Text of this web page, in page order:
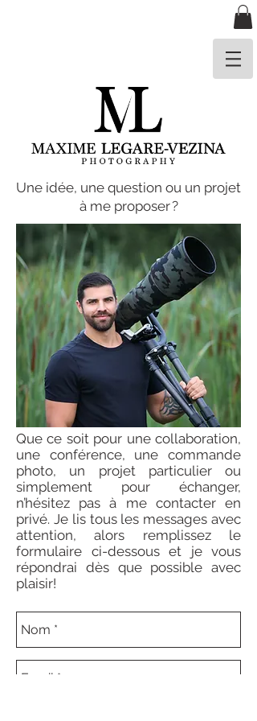
​Une idée, une question ou un projet
à me proposer ?
Que ce soit pour une collaboration,
une conférence, une commande
photo, un projet particulier ou
simplement pour échanger,
n’hésitez pas à me contacter en
privé. Je lis tous les messages avec
attention, alors remplissez le
formulaire ci-dessous et je vous
répondrai dès que possible avec
plaisir!